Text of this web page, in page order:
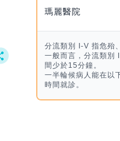
瑪麗醫院
分流類別 I-V 指危殆
一般而言，分流類別
間少於15分鐘。
一半輪候病人能在以
時間就診。